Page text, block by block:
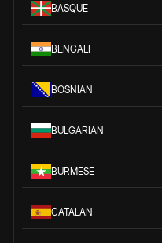
BASQUE
BENGALI
BOSNIAN
BULGARIAN
BURMESE
CATALAN